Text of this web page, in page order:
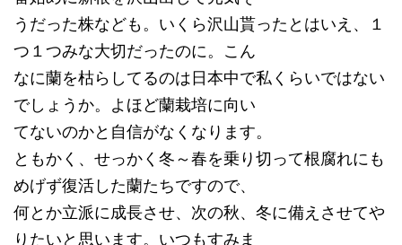
うだった株なども。いくら沢山貰ったとはいえ、１
つ１つみな大切だったのに。こん
なに蘭を枯らしてるのは日本中で私くらいではない
でしょうか。よほど蘭栽培に向い
てないのかと自信がなくなります。
ともかく、せっかく冬～春を乗り切って根腐れにも
めげず復活した蘭たちですので、
何とか立派に成長させ、次の秋、冬に備えさせてや
りたいと思います。いつもすみま